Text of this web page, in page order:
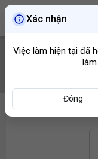
Xác nhận
Việc làm hiện tại đã
Đóng